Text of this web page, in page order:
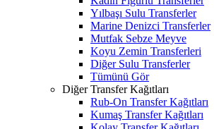
Yılbaşı Sulu Transferler
Marine Denizci Transferler
Mutfak Sebze Meyve
Koyu Zemin Transferleri
Diğer Sulu Transferler
Tümünü Gör
Diğer Transfer Kağıtları
Rub-On Transfer Kağıtları
Kumaş Transfer Kağıtları